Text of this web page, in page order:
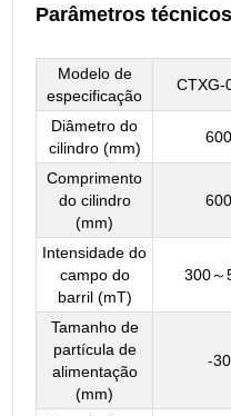
Parâmetros técnicos
Modelo de
especificação
CTXG-
Diâmetro do
cilindro (mm)
600
Comprimento
do cilindro
(mm)
600
Intensidade do
campo do
barril (mT)
300～
Tamanho de
partícula de
alimentação
(mm)
-30